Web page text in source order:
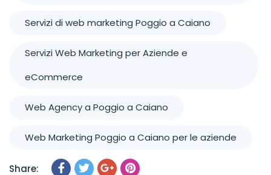
Servizi di web marketing Poggio a Caiano
Servizi Web Marketing per Aziende e
eCommerce
Web Agency a Poggio a Caiano
Web Marketing Poggio a Caiano per le aziende
Share: